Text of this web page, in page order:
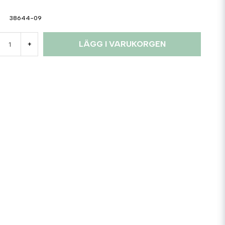
38644-09
+ LÄGG I VARUKORGEN